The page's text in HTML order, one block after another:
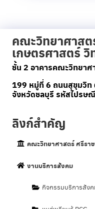
คณะวิทยาศาสต
เกษตรศาสตร์ วิ
ชั้น 2 อาคารคณะวิทยาศ
199 หมู่ที่ 6 ถนนสุขุมวิท
จังหวัดชลบุรี รหัสไปรษ
ลิงก์สำคัญ
คณะวิทยาศาสตร์ ศรีรา
งานบริการสังคม
กิจกรรมบริการสัง